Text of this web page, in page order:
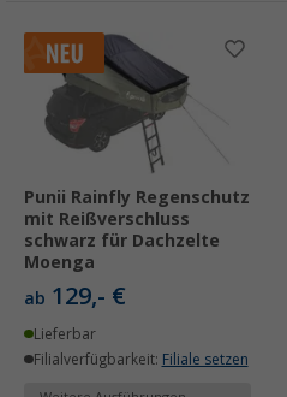
Punii Rainfly Regenschutz
mit Reißverschluss
schwarz für Dachzelte
Moenga
ab 129,- €
Lieferbar
Filialverfügbarkeit: Filiale setzen